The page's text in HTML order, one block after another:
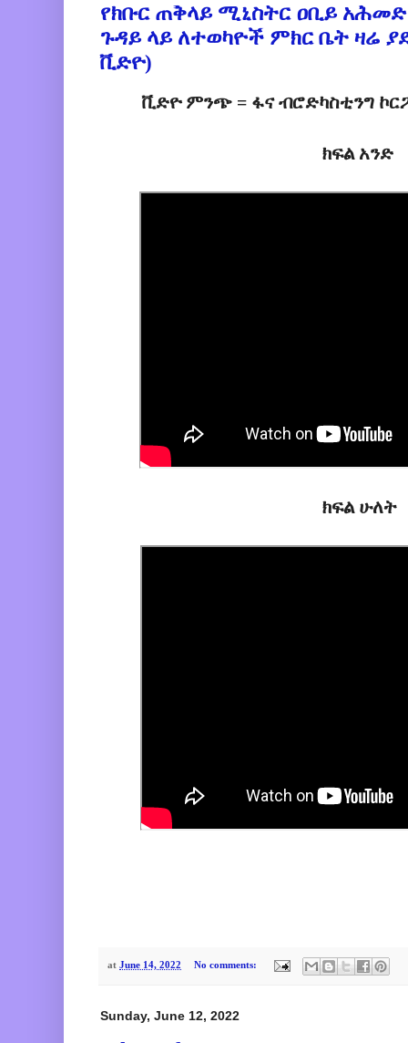
የክቡር ጠቅላይ ሚኒስትር ዐቢይ
ጉዳይ ላይ ለተወካዮች ምክር ቤት ዛሬ
ቪድዮ)
ቪድዮ ምንጭ = ፋና ብሮድካስቲንግ
ክፍል አንድ
ክፍል ሁለት
at June 14, 2022 No comments:
Sunday, June 12, 2022